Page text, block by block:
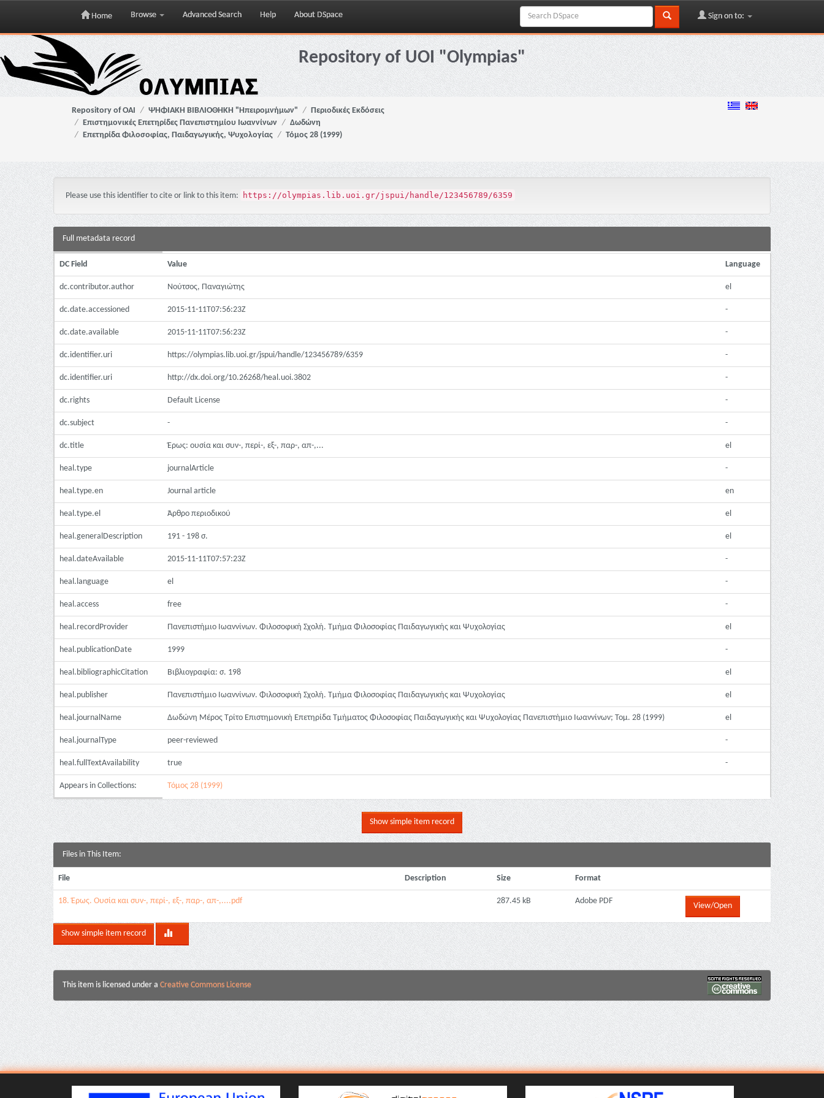
Skip
navigation
Home Browse Advanced Search Help About DSpace Sign on to:
Repository of UOI "Olympias"
Repository of OAI ΨΗΦΙΑΚΗ ΒΙΒΛΙΟΘΗΚΗ "Ηπειρομνήμων"
Περιοδικές Εκδόσεις
Επιστημονικές Επετηρίδες Πανεπιστημίου Ιωαννίνων
Δωδώνη
Επετηρίδα Φιλοσοφίας, Παιδαγωγικής, Ψυχολογίας
Τόμος 28 (1999)
Please use this identifier to cite or link to this item: https://olympias.lib.uoi.gr/jspui/handle/123456789/6359
Full metadata record
DC Field Value Language
dc.contributor.author Νούτσος, Παναγιώτης el
dc.date.accessioned 2015-11-11T07:56:23Z -
dc.date.available 2015-11-11T07:56:23Z -
dc.identifier.uri https://olympias.lib.uoi.gr/jspui/handle/123456789/6359 -
dc.identifier.uri http://dx.doi.org/10.26268/heal.uoi.3802 -
dc.rights Default License -
dc.subject - -
dc.title Έρως: ουσία και συν-, περί-, εξ-, παρ-, απ-,... el
heal.type journalArticle -
heal.type.en Journal article en
heal.type.el Άρθρο περιοδικού el
heal.generalDescription 191 - 198 σ. el
heal.dateAvailable 2015-11-11T07:57:23Z -
heal.language el -
heal.access free -
heal.recordProvider Πανεπιστήμιο Ιωαννίνων. Φιλοσοφική Σχολή. Τμήμα Φιλοσοφίας Παιδαγωγικής και Ψυχολογίας el
heal.publicationDate 1999 -
heal.bibliographicCitation Βιβλιογραφία: σ. 198 el
heal.publisher Πανεπιστήμιο Ιωαννίνων. Φιλοσοφική Σχολή. Τμήμα Φιλοσοφίας Παιδαγωγικής και Ψυχολογίας el
heal.journalName Δωδώνη Μέρος Τρίτο Επιστημονική Επετηρίδα Τμήματος Φιλοσοφίας Παιδαγωγικής και Ψυχολογίας Πανεπιστήμιο Ιωαννίνων; Τομ. 28 (1999) el
heal.journalType peer-reviewed -
heal.fullTextAvailability true -
Appears in Collections: Τόμος 28 (1999)
Show simple item record
Files in This Item:
File Description Size Format
18. Έρως. Ουσία και συν-, περί-, εξ-, παρ-, απ-,....pdf 287.45 kB Adobe PDF
View/Open
Show simple item record
This item is licensed under a Creative Commons License